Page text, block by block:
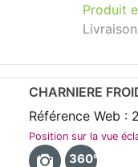
Produit
CHARNIERE
Référence Web :
Position sur la vue
360°